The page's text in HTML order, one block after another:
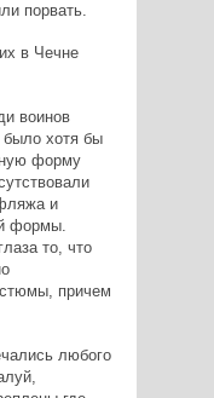
порвать.
в Чечне
воинов
было хотя бы
форму
и
формы.
то, что
причем
любого